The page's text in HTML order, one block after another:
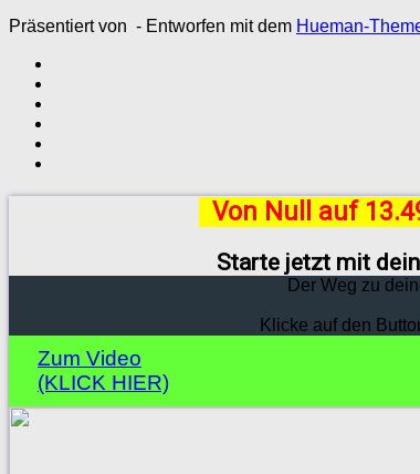
Präsentiert von - Entworfen mit dem Hueman-
Von Null auf
Starte jetzt mit
Der Weg zu
Klicke auf den
Zum Video
(KLICK HIER)